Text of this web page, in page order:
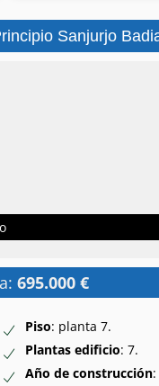
Sanjurjo
695.000 €
Piso: planta 7.
Plantas edificio: 7.
Año de construcción